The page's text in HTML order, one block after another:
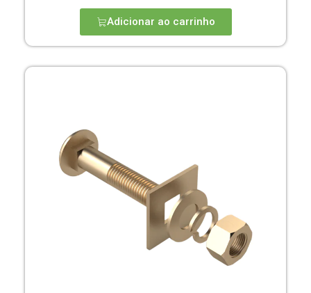
Adicionar ao carrinho